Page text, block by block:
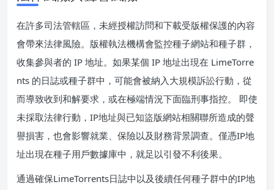
在許多司法管轄區，未經授權訪問和下載受版權保護的內容
會帶來法律風險。版權執法機構會監控種子網站和種子群，
收集參與者的 IP 地址。如果某個 IP 地址出現在 LimeTorre
nts 的日誌或種子群中，可能會被納入大規模訴訟行動，從
而導致收到和解要求，或在極端情況下面臨刑事指控。 即使
未採取法律行動，IP地址與已知盜版網站相關聯所造成的聲
譽損害，也會影響就業、保險以及財務背景調查。僅憑IP地
址出現在種子用戶數據庫中，就足以引發不利後果。
通過確保LimeTorrents日誌中以及後續任何種子群中的IP地